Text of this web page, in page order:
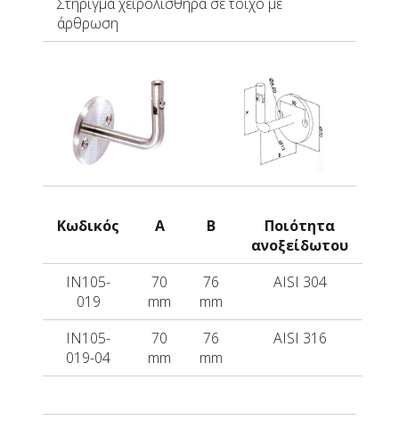
άρθρωση
Κωδικός A B
Ποιότητα
ανοξείδωτου
IN105-
019
70
mm
76
mm
AISI 304
IN105-
019-04
70
mm
76
mm
AISI 316